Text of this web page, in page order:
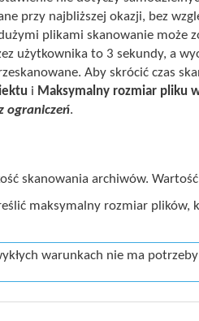
przy najbliższej okazji, bez
plikami skanowanie może
użytkownika to 3 sekundy, a
Aby skrócić czas
i Maksymalny rozmiar pliku
ograniczeń.
skanowania archiwów.
maksymalny rozmiar plików,
warunkach nie ma